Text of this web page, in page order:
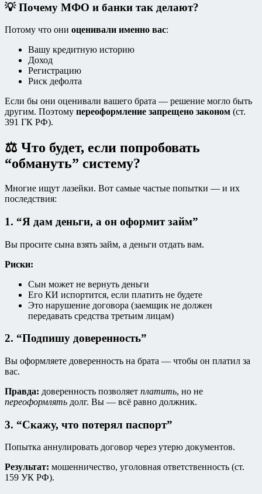
💡 Почему МФО и банки так делают?
Потому что они оценивали именно вас:
Вашу кредитную историю
Доход
Регистрацию
Риск дефолта
Если бы они оценивали вашего брата — решение могло быть
другим. Поэтому переоформление запрещено законом (ст.
391 ГК РФ).
⚖️ Что будет, если попробовать
“обмануть” систему?
Многие ищут лазейки. Вот самые частые попытки — и их
последствия:
1. “Я дам деньги, а он оформит займ”
Вы просите сына взять займ, а деньги отдать вам.
Риски:
Сын может не вернуть деньги
Его КИ испортится, если платить не будете
Это нарушение договора (заемщик не должен
передавать средства третьим лицам)
2. “Подпишу доверенность”
Вы оформляете доверенность на брата — чтобы он платил за
вас.
Правда: доверенность позволяет платить, но не
переоформлять долг. Вы — всё равно должник.
3. “Скажу, что потерял паспорт”
Попытка аннулировать договор через утерю документов.
Результат: мошенничество, уголовная ответственность (ст.
159 УК РФ).